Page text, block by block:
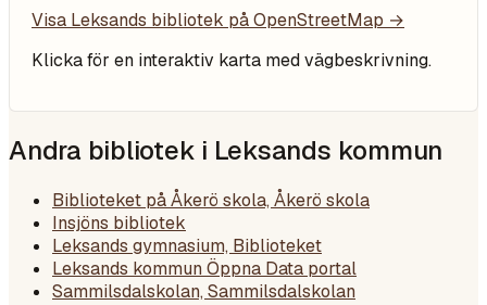
Visa Leksands bibliotek på OpenStreetMap →
Klicka för en interaktiv karta med vägbeskrivning.
Andra bibliotek i Leksands kommun
Biblioteket på Åkerö skola, Åkerö skola
Insjöns bibliotek
Leksands gymnasium, Biblioteket
Leksands kommun Öppna Data portal
Sammilsdalskolan, Sammilsdalskolan